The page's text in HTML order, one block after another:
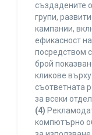
създадените
групи,
кампании,
ефикасност
посредством
брой
кликове
съответната
за всеки
(4)
компютърно